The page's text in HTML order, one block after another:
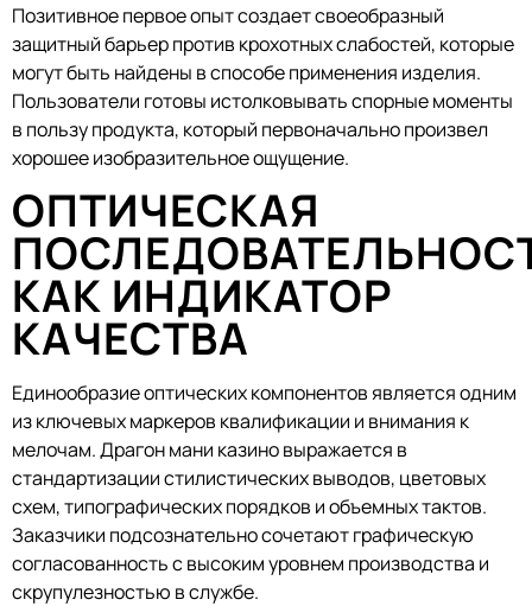
Позитивное первое опыт создает своеобразный
защитный барьер против крохотных слабостей, которые
могут быть найдены в способе применения изделия.
Пользователи готовы истолковывать спорные моменты
в пользу продукта, который первоначально произвел
хорошее изобразительное ощущение.
ОПТИЧЕСКАЯ
КАК ИНДИКАТОР
КАЧЕСТВА
Единообразие оптических компонентов является одним
из ключевых маркеров квалификации и внимания к
мелочам. Драгон мани казино выражается в
стандартизации стилистических выводов, цветовых
схем, типографических порядков и объемных тактов.
Заказчики подсознательно сочетают графическую
согласованность с высоким уровнем производства и
скрупулезностью в службе.